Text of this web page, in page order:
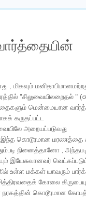
, மிகவும்
"சிலுவையிலறைதல் "
மென்மையான
கருதப்பட்ட
அறையப்படுவது
கொடூரமான மரணத்தை
நினைத்தானோ ,
இயேசுவானவர்
உள்ள மக்கள் யாவரும்
கோலை
நரகத்தின் கொடூரமான